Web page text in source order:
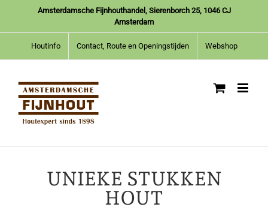
inhoud
Amsterdamsche Fijnhouthandel, Sierenborch 25, 1046 CJ
Amsterdam
Houtinfo Contact, Route en Openingstijden Webshop
UNIEKE STUKKEN
HOUT